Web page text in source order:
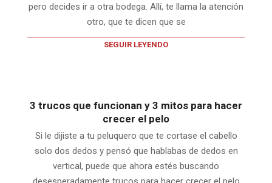
pero decides ir a otra bodega. Allí, te llama la atención
otro, que te dicen que se
SEGUIR LEYENDO
3 trucos que funcionan y 3 mitos para hacer
crecer el pelo
Si le dijiste a tu peluquero que te cortase el cabello
solo dos dedos y pensó que hablabas de dedos en
vertical, puede que ahora estés buscando